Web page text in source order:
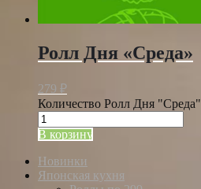
Ролл Дня «Среда»
279 ₽
Количество Ролл Дня "Среда"
В корзину
Новинки
Японская кухня